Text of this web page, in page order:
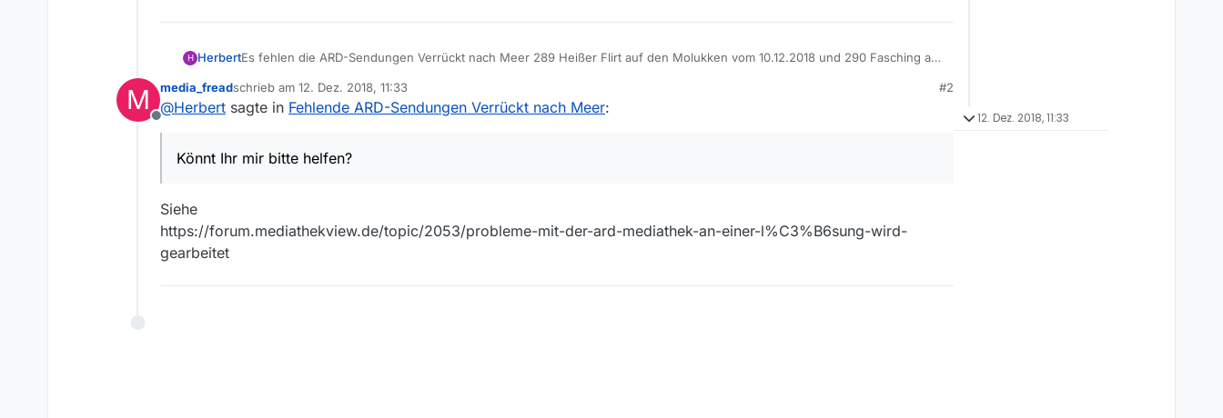
H HerbertEs fehlen die ARD-Sendungen Verrückt nach Meer 289 Heißer Flirt auf den Molukken vom 10.12.2018 und 290 Fasching auf
http://mediathek.daserste.de/Verrückt-nach-Meer/Folge-289-Heißer-Flirt-auf-den-Molukken/Video?
bcastId=3583382&documentId=58481342
Windows10
M
Offline
media_freadschrieb am 12. Dez. 2018, 11:33
zuletzt editiert von
#2
@Herbert sagte in Fehlende ARD-Sendungen Verrückt nach Meer:
Könnt Ihr mir bitte helfen?
Siehe
https://forum.mediathekview.de/topic/2053/probleme-mit-der-ard-mediathek-an-einer-l%C3%B6sung-wird-
gearbeitet
12. Dez. 2018, 11:33